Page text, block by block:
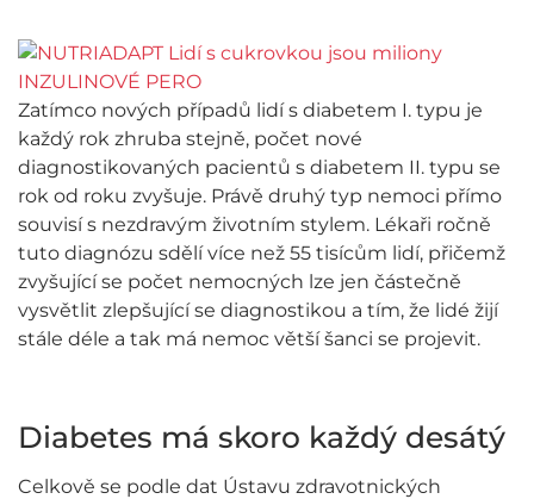
Zatímco nových případů lidí s diabetem I. typu je
každý rok zhruba stejně, počet nové
diagnostikovaných pacientů s diabetem II. typu se
rok od roku zvyšuje. Právě druhý typ nemoci přímo
souvisí s nezdravým životním stylem. Lékaři ročně
tuto diagnózu sdělí více než 55 tisícům lidí, přičemž
zvyšující se počet nemocných lze jen částečně
vysvětlit zlepšující se diagnostikou a tím, že lidé žijí
stále déle a tak má nemoc větší šanci se projevit.
Diabetes má skoro každý desátý
Celkově se podle dat Ústavu zdravotnických